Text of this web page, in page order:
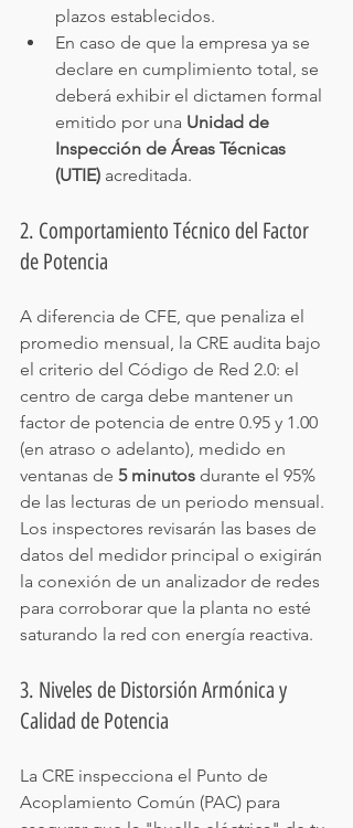
plazos establecidos.
En caso de que la empresa ya se
declare en cumplimiento total, se
deberá exhibir el dictamen formal
emitido por una Unidad de
Inspección de Áreas Técnicas
(UTIE) acreditada.
2. Comportamiento Técnico del Factor
de Potencia
A diferencia de CFE, que penaliza el
promedio mensual, la CRE audita bajo
el criterio del Código de Red 2.0: el
centro de carga debe mantener un
factor de potencia de entre 0.95 y 1.00
(en atraso o adelanto), medido en
ventanas de 5 minutos durante el 95%
de las lecturas de un periodo mensual.
Los inspectores revisarán las bases de
datos del medidor principal o exigirán
la conexión de un analizador de redes
para corroborar que la planta no esté
saturando la red con energía reactiva.
3. Niveles de Distorsión Armónica y
Calidad de Potencia
La CRE inspecciona el Punto de
Acoplamiento Común (PAC) para